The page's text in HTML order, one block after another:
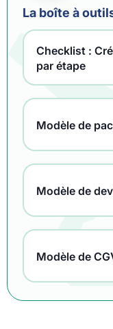
La boîte à
Checklist :
par étape
Modèle de
Modèle de
Modèle de